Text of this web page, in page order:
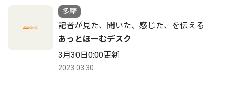
多摩
記者が見た、聞いた、感じた、を伝える
あっとほーむデスク
3月30日0:00更新
2023.03.30